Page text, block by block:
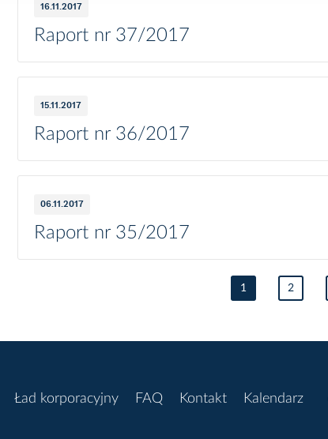
16.11.2017
Raport nr 37/2017
15.11.2017
Raport nr 36/2017
06.11.2017
Raport nr 35/2017
1 2
Ład korporacyjny FAQ Kontakt Kalendarz